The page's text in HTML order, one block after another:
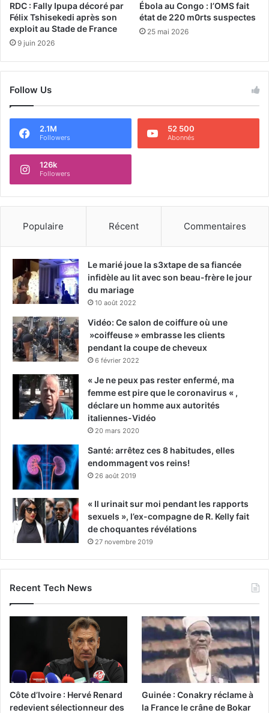
RDC : Fally Ipupa décoré par
Félix Tshisekedi après son
exploit au Stade de France
9 juin 2026
Ébola au Congo : l’OMS fait
état de 220 m0rts suspectes
25 mai 2026
Follow Us
2.1M
Followers
52 500
Abonnés
126k
Followers
Populaire Récent Commentaires
Le marié joue la s3xtape de sa fiancée
infidèle au lit avec son beau-frère le jour
du mariage
10 août 2022
Vidéo: Ce salon de coiffure où une
»coiffeuse » embrasse les clients
pendant la coupe de cheveux
6 février 2022
« Je ne peux pas rester enfermé, ma
femme est pire que le coronavirus « ,
déclare un homme aux autorités
italiennes-Vidéo
20 mars 2020
Santé: arrêtez ces 8 habitudes, elles
endommagent vos reins!
26 août 2019
« Il urinait sur moi pendant les rapports
sexuels », l’ex-compagne de R. Kelly fait
de choquantes révélations
27 novembre 2019
Recent Tech News
Côte d’Ivoire : Hervé Renard
redevient sélectionneur des
Guinée : Conakry réclame à
la France le crâne de Bokar